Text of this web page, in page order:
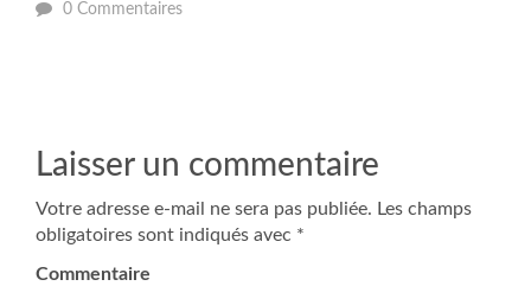
0 Commentaires
Laisser un commentaire
Votre adresse e-mail ne sera pas publiée. Les champs
obligatoires sont indiqués avec *
Commentaire